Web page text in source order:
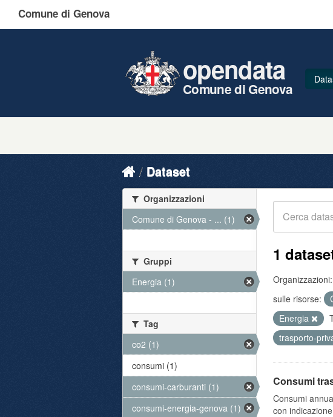
Comune di Genova
opendata
Comune di Genova
Dataset
1
Organizzazioni:
sulle risorse:
Energia
trasporto-
Consumi
Consumi
con
Organizzazioni
Comune di Genova - ... (1)
Gruppi
Energia (1)
Tag
co2 (1)
consumi (1)
consumi-carburanti (1)
consumi-energia-genova (1)